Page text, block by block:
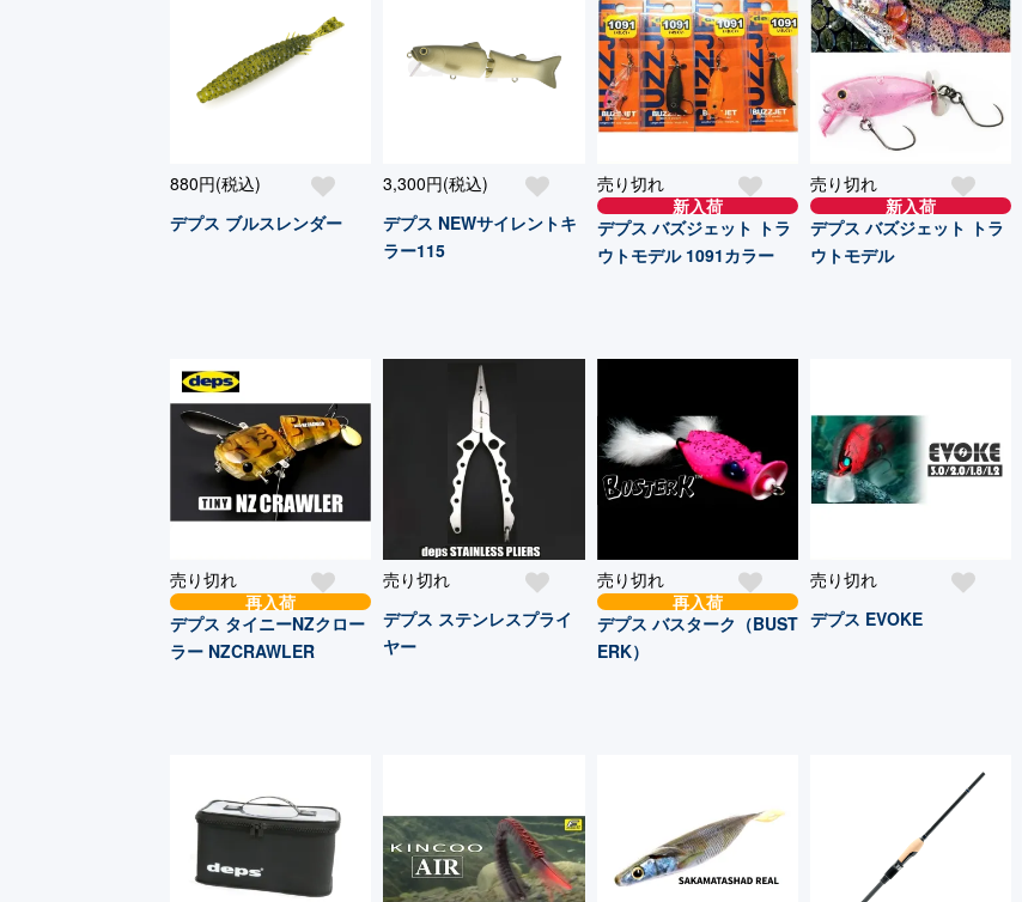
880円(税込)
デプス ブルスレンダー
3,300円(税込)
デプス NEWサイレントキ
ラー115
売り切れ
新入荷
デプス バズジェット トラ
ウトモデル 1091カラー
売り切れ
新入荷
デプス バズジェット トラ
ウトモデル
売り切れ
再入荷
デプス タイニーNZクロー
ラー NZCRAWLER
売り切れ
デプス ステンレスプライ
ヤー
売り切れ
再入荷
デプス バスターク（BUST
ERK）
売り切れ
デプス EVOKE